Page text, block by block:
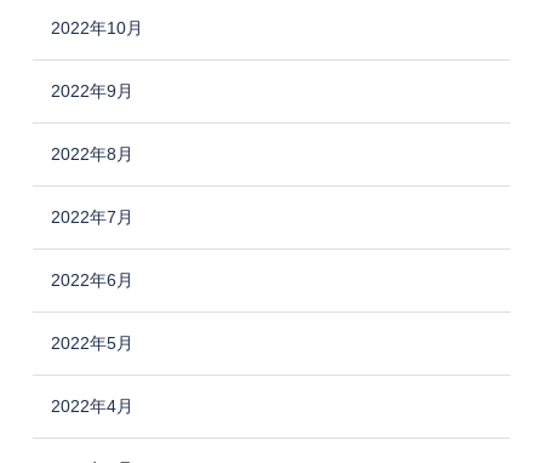
2022年10月
2022年9月
2022年8月
2022年7月
2022年6月
2022年5月
2022年4月